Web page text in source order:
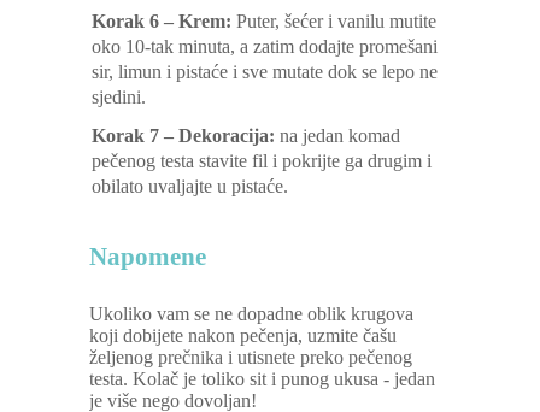
Korak 6 – Krem: Puter, šećer i vanilu mutite
oko 10-tak minuta, a zatim dodajte promešani
sir, limun i pistaće i sve mutate dok se lepo ne
sjedini.
Korak 7 – Dekoracija: na jedan komad
pečenog testa stavite fil i pokrijte ga drugim i
obilato uvaljajte u pistaće.
Napomene
Ukoliko vam se ne dopadne oblik krugova
koji dobijete nakon pečenja, uzmite čašu
željenog prečnika i utisnete preko pečenog
testa. Kolač je toliko sit i punog ukusa - jedan
je više nego dovoljan!